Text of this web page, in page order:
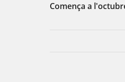
Comença a